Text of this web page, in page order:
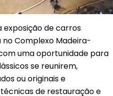
de carros
no Complexo Madeira-
uma oportunidade para
se reunirem,
ou originais e
de restauração e